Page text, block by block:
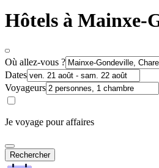
Hôtels à Mainxe-
Où allez-vous ?
Dates
Voyageurs
Je voyage pour affaires
Rechercher